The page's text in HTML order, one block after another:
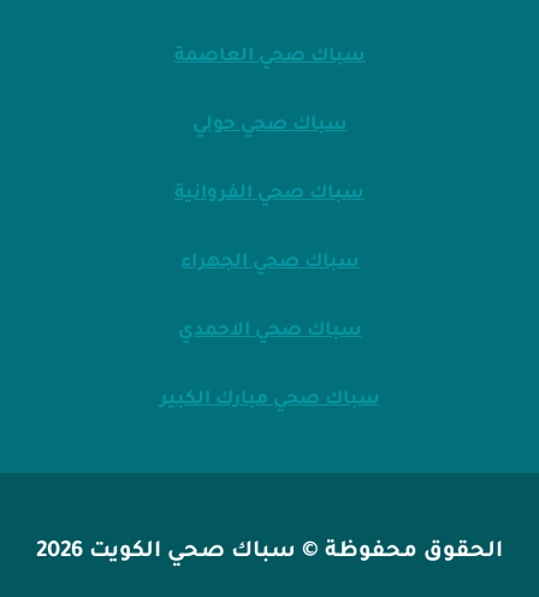
سباك صحي العاصمة
سباك صحي حولي
سباك صحي الفروانية
سباك صحي الجهراء
سباك صحي الاحمدي
سباك صحي مبارك الكبير
الحقوق محفوظة © سباك صحي الكويت 2026